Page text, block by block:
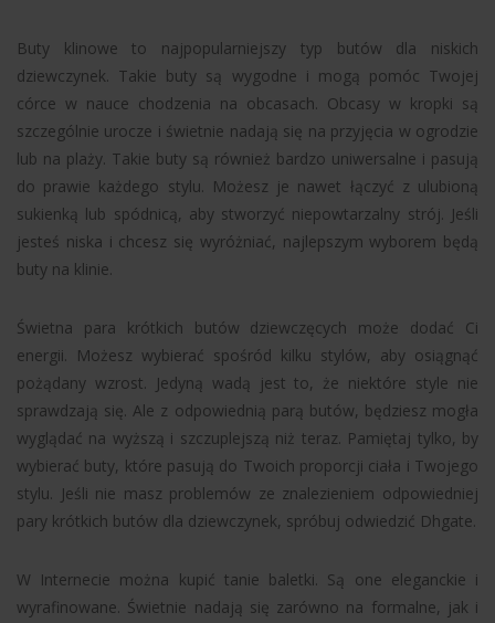
Buty klinowe to najpopularniejszy typ butów dla niskich
dziewczynek. Takie buty są wygodne i mogą pomóc Twojej
córce w nauce chodzenia na obcasach. Obcasy w kropki są
szczególnie urocze i świetnie nadają się na przyjęcia w ogrodzie
lub na plaży. Takie buty są również bardzo uniwersalne i pasują
do prawie każdego stylu. Możesz je nawet łączyć z ulubioną
sukienką lub spódnicą, aby stworzyć niepowtarzalny strój. Jeśli
jesteś niska i chcesz się wyróżniać, najlepszym wyborem będą
buty na klinie.
Świetna para krótkich butów dziewczęcych może dodać Ci
energii. Możesz wybierać spośród kilku stylów, aby osiągnąć
pożądany wzrost. Jedyną wadą jest to, że niektóre style nie
sprawdzają się. Ale z odpowiednią parą butów, będziesz mogła
wyglądać na wyższą i szczuplejszą niż teraz. Pamiętaj tylko, by
wybierać buty, które pasują do Twoich proporcji ciała i Twojego
stylu. Jeśli nie masz problemów ze znalezieniem odpowiedniej
pary krótkich butów dla dziewczynek, spróbuj odwiedzić Dhgate.
W Internecie można kupić tanie baletki. Są one eleganckie i
wyrafinowane. Świetnie nadają się zarówno na formalne, jak i